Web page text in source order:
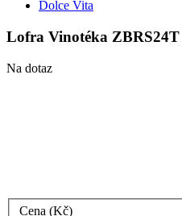
Dolce Vita
Lofra Vinotéka ZBRS24T
Na dotaz
Cena (Kč)